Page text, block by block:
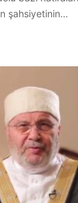
şahsiyetinin…